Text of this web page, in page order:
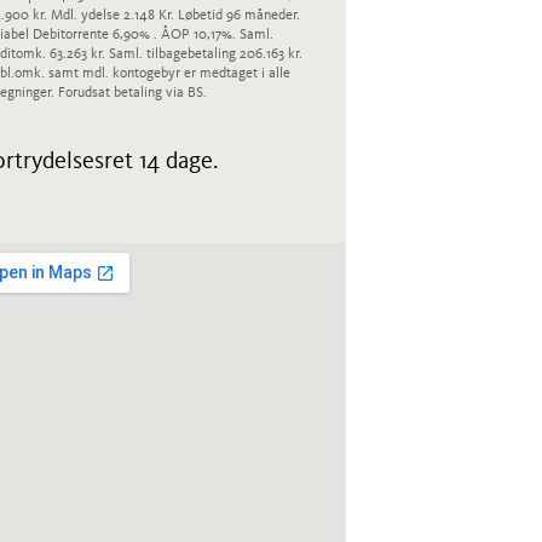
kr. Mdl. ydelse 2.148 Kr. Løbetid 96 måneder.
Debitorrente 6,90% . ÅOP 10,17%. Saml.
63.263 kr. Saml. tilbagebetaling 206.163 kr.
samt mdl. kontogebyr er medtaget i alle
Forudsat betaling via BS.
14 dage.